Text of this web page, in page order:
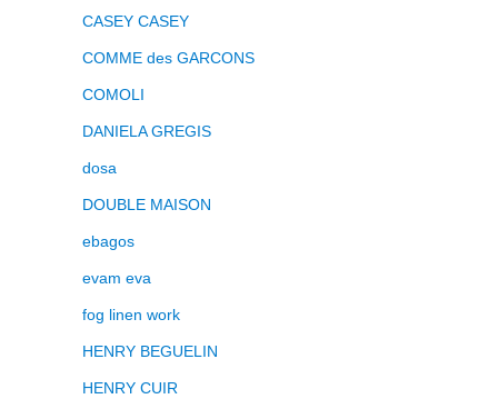
CASEY CASEY
COMME des GARCONS
COMOLI
DANIELA GREGIS
dosa
DOUBLE MAISON
ebagos
evam eva
fog linen work
HENRY BEGUELIN
HENRY CUIR